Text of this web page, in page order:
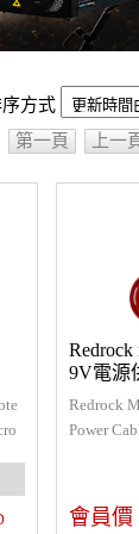
方式
第一頁 上一
Redrock
9V電源
Redrock
Power
連接一堆
進行供電
規格：6-
會員價